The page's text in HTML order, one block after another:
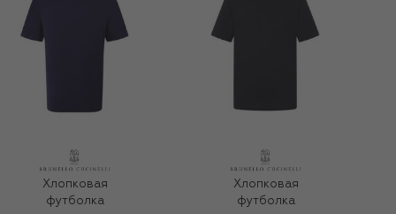
Хлопковая
футболка
Хлопковая
футболка